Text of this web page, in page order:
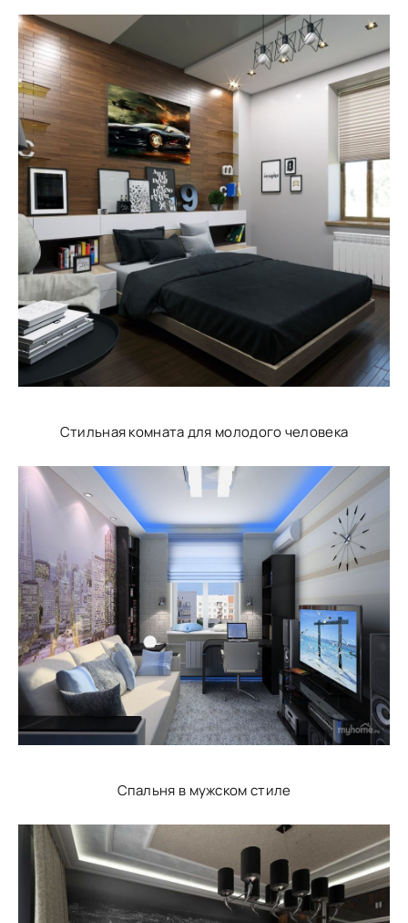
Стильная комната для молодого человека
Спальня в мужском стиле